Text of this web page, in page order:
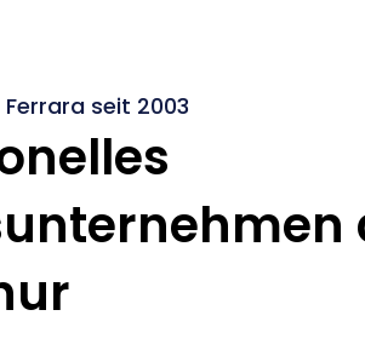
seit 2003